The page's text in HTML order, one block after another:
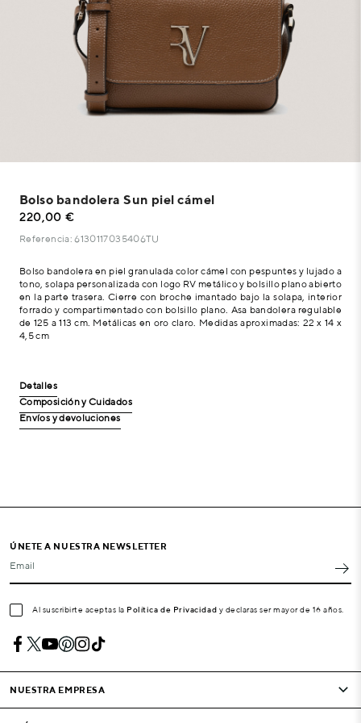
Bolso bandolera Sun piel cámel
220,00 €
Referencia: 6130117035406TU
Bolso bandolera en piel granulada color cámel con pespuntes y lujado a
tono, solapa personalizada con logo RV metálico y bolsillo plano abierto
en la parte trasera. Cierre con broche imantado bajo la solapa, interior
forrado y compartimentado con bolsillo plano. Asa bandolera regulable
de 125 a 113 cm. Metálicas en oro claro. Medidas aproximadas: 22 x 14 x
4,5 cm
Detalles
Composición y Cuidados
Envíos y devoluciones
ÚNETE A NUESTRA NEWSLETTER
Email
Al suscribirte aceptas la Política de Privacidad y declaras ser mayor de 16 años.
NUESTRA EMPRESA